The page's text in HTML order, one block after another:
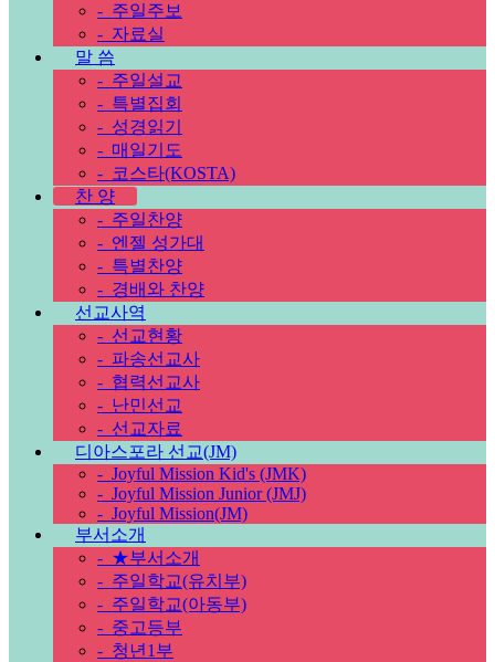
- 주일주보
- 자료실
말 씀
- 주일설교
- 특별집회
- 성경읽기
- 매일기도
- 코스타(KOSTA)
찬 양
- 주일찬양
- 엔젤 성가대
- 특별찬양
- 경배와 찬양
선교사역
- 선교현황
- 파송선교사
- 협력선교사
- 난민선교
- 선교자료
디아스포라 선교(JM)
- Joyful Mission Kid's (JMK)
- Joyful Mission Junior (JMJ)
- Joyful Mission(JM)
부서소개
- ★부서소개
- 주일학교(유치부)
- 주일학교(아동부)
- 중고등부
- 청년1부